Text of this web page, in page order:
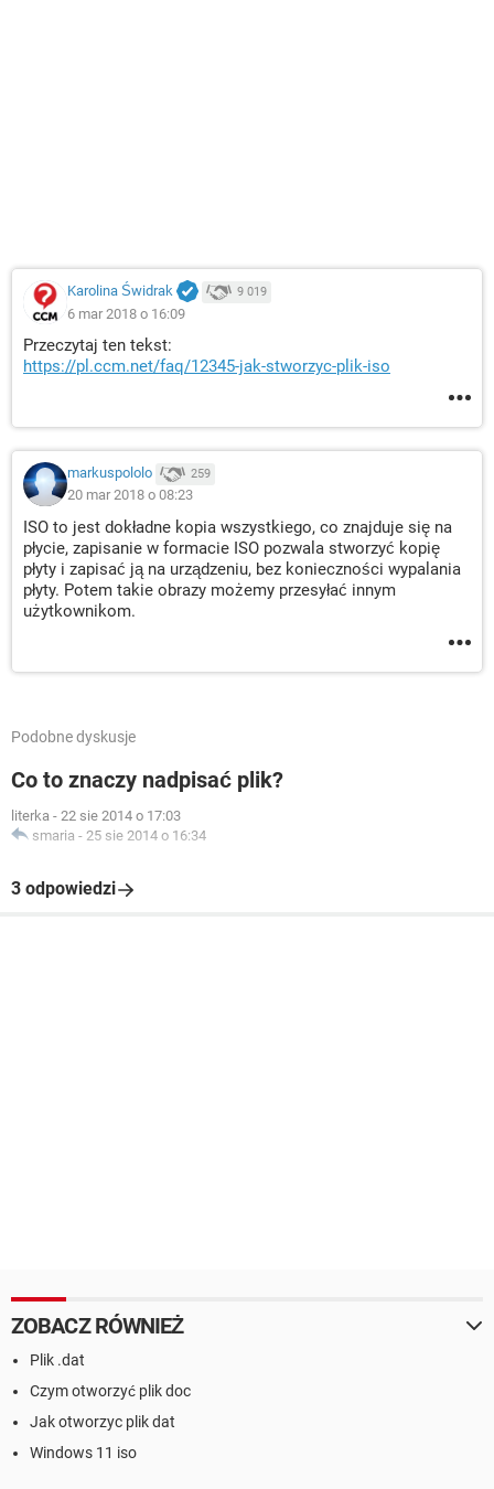
Karolina Świdrak 9 019
6 mar 2018 o 16:09
Przeczytaj ten tekst:
https://pl.ccm.net/faq/12345-jak-stworzyc-plik-iso
markuspololo 259
20 mar 2018 o 08:23
ISO to jest dokładne kopia wszystkiego, co znajduje się na
płycie, zapisanie w formacie ISO pozwala stworzyć kopię
płyty i zapisać ją na urządzeniu, bez konieczności wypalania
płyty. Potem takie obrazy możemy przesyłać innym
użytkownikom.
Podobne dyskusje
Co to znaczy nadpisać plik?
literka - 22 sie 2014 o 17:03
smaria - 25 sie 2014 o 16:34
3 odpowiedzi
ZOBACZ RÓWNIEŻ
Plik .dat
Czym otworzyć plik doc
Jak otworzyc plik dat
Windows 11 iso